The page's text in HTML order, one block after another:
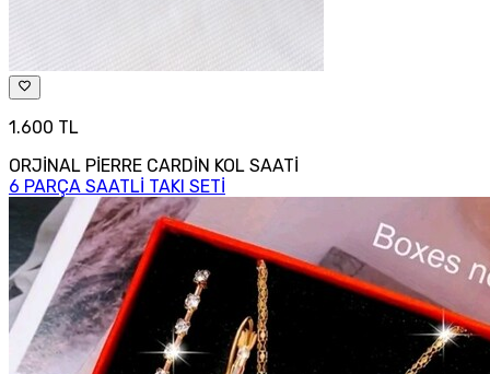
1.600 TL
ORJİNAL PİERRE CARDİN KOL SAATİ
6 PARÇA SAATLİ TAKI SETİ